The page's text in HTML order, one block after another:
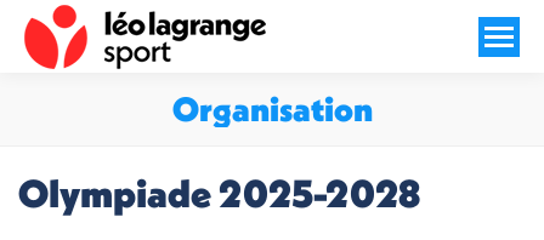
Organisation
Olympiade 2025-2028